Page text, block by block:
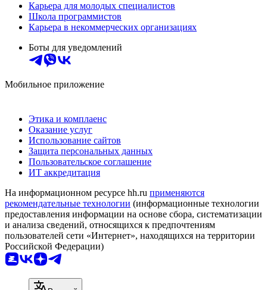
Карьера для молодых специалистов
Школа программистов
Карьера в некоммерческих организациях
Боты для уведомлений
Мобильное приложение
Этика и комплаенс
Оказание услуг
Использование сайтов
Защита персональных данных
Пользовательское соглашение
ИТ аккредитация
На информационном ресурсе hh.ru применяются
рекомендательные технологии (информационные технологии
предоставления информации на основе сбора, систематизации
и анализа сведений, относящихся к предпочтениям
пользователей сети «Интернет», находящихся на территории
Российской Федерации)